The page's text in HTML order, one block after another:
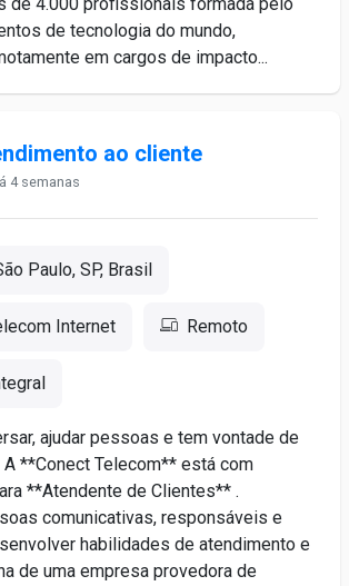
de tecnologia do mundo,
em cargos de impacto...
ao cliente
4 semanas
Paulo, SP, Brasil
Internet Remoto
ajudar pessoas e tem vontade de
A **Conect Telecom** está com
**Atendente de Clientes** .
comunicativas, responsáveis e
habilidades de atendimento e
de uma empresa provedora de